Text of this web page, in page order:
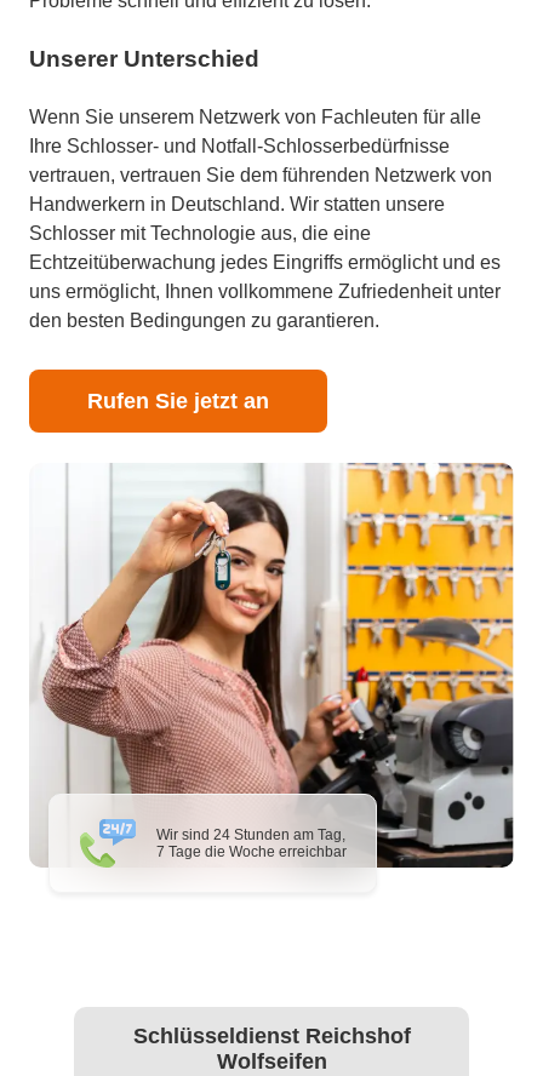
Wir sind 24 Stunden am Tag,
7 Tage die Woche erreichbar
Unserer Unterschied
Wenn Sie unserem Netzwerk von Fachleuten für alle
Ihre Schlosser- und Notfall-Schlosserbedürfnisse
vertrauen, vertrauen Sie dem führenden Netzwerk von
Handwerkern in Deutschland. Wir statten unsere
Schlosser mit Technologie aus, die eine
Echtzeitüberwachung jedes Eingriffs ermöglicht und es
uns ermöglicht, Ihnen vollkommene Zufriedenheit unter
den besten Bedingungen zu garantieren.
Rufen Sie jetzt an
Schlüsseldienst Reichshof
Wolfseifen